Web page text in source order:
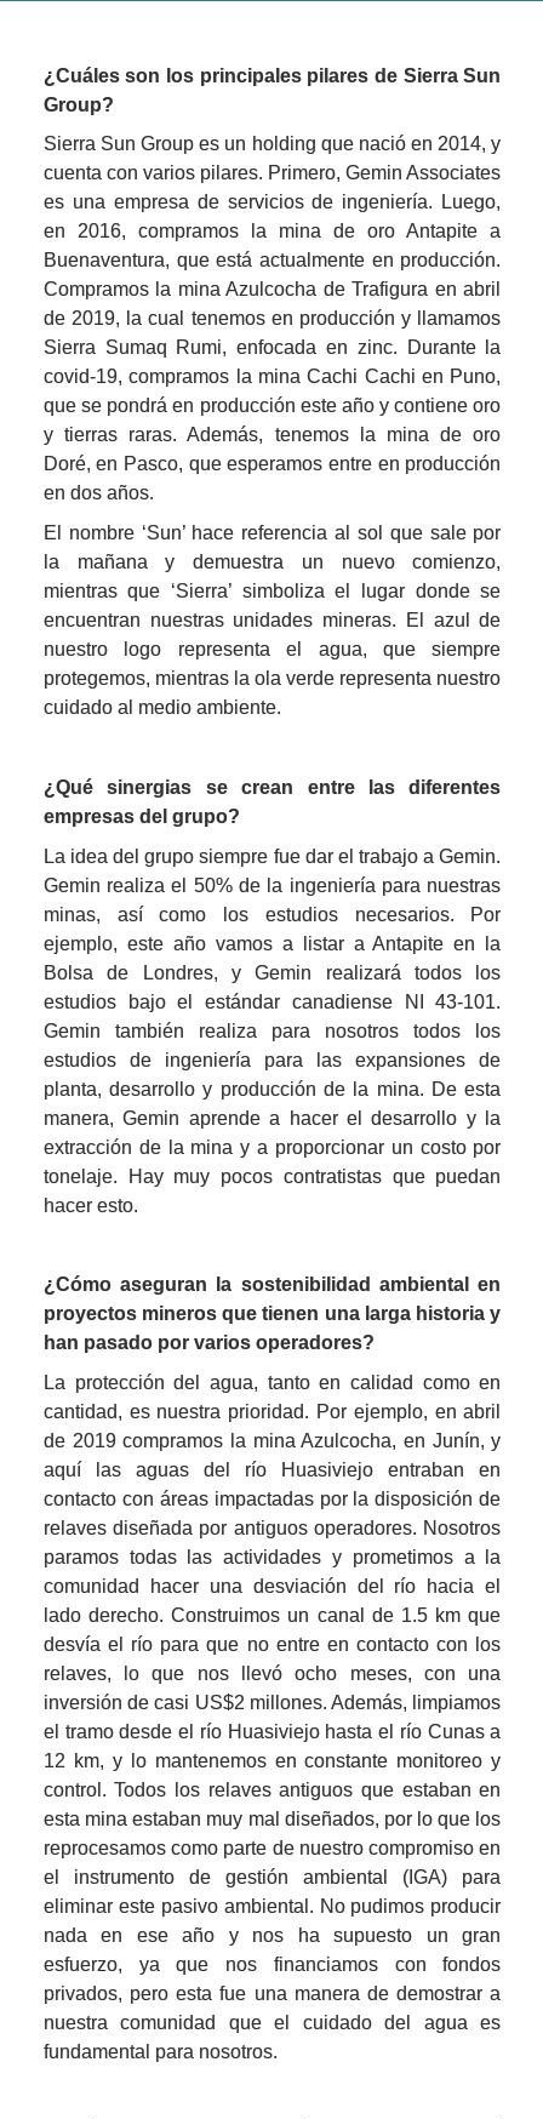
¿Cuáles son los principales pilares de Sierra Sun
Group?
Sierra Sun Group es un holding que nació en 2014, y
cuenta con varios pilares. Primero, Gemin Associates
es una empresa de servicios de ingeniería. Luego,
en 2016, compramos la mina de oro Antapite a
Buenaventura, que está actualmente en producción.
Compramos la mina Azulcocha de Trafigura en abril
de 2019, la cual tenemos en producción y llamamos
Sierra Sumaq Rumi, enfocada en zinc. Durante la
covid-19, compramos la mina Cachi Cachi en Puno,
que se pondrá en producción este año y contiene oro
y tierras raras. Además, tenemos la mina de oro
Doré, en Pasco, que esperamos entre en producción
en dos años.
El nombre ‘Sun’ hace referencia al sol que sale por
la mañana y demuestra un nuevo comienzo,
mientras que ‘Sierra’ simboliza el lugar donde se
encuentran nuestras unidades mineras. El azul de
nuestro logo representa el agua, que siempre
protegemos, mientras la ola verde representa nuestro
cuidado al medio ambiente.
¿Qué sinergias se crean entre las diferentes
empresas del grupo?
La idea del grupo siempre fue dar el trabajo a Gemin.
Gemin realiza el 50% de la ingeniería para nuestras
minas, así como los estudios necesarios. Por
ejemplo, este año vamos a listar a Antapite en la
Bolsa de Londres, y Gemin realizará todos los
estudios bajo el estándar canadiense NI 43-101.
Gemin también realiza para nosotros todos los
estudios de ingeniería para las expansiones de
planta, desarrollo y producción de la mina. De esta
manera, Gemin aprende a hacer el desarrollo y la
extracción de la mina y a proporcionar un costo por
tonelaje. Hay muy pocos contratistas que puedan
hacer esto.
¿Cómo aseguran la sostenibilidad ambiental en
proyectos mineros que tienen una larga historia y
han pasado por varios operadores?
La protección del agua, tanto en calidad como en
cantidad, es nuestra prioridad. Por ejemplo, en abril
de 2019 compramos la mina Azulcocha, en Junín, y
aquí las aguas del río Huasiviejo entraban en
contacto con áreas impactadas por la disposición de
relaves diseñada por antiguos operadores. Nosotros
paramos todas las actividades y prometimos a la
comunidad hacer una desviación del río hacia el
lado derecho. Construimos un canal de 1.5 km que
desvía el río para que no entre en contacto con los
relaves, lo que nos llevó ocho meses, con una
inversión de casi US$2 millones. Además, limpiamos
el tramo desde el río Huasiviejo hasta el río Cunas a
12 km, y lo mantenemos en constante monitoreo y
control. Todos los relaves antiguos que estaban en
esta mina estaban muy mal diseñados, por lo que los
reprocesamos como parte de nuestro compromiso en
el instrumento de gestión ambiental (IGA) para
eliminar este pasivo ambiental. No pudimos producir
nada en ese año y nos ha supuesto un gran
esfuerzo, ya que nos financiamos con fondos
privados, pero esta fue una manera de demostrar a
nuestra comunidad que el cuidado del agua es
fundamental para nosotros.